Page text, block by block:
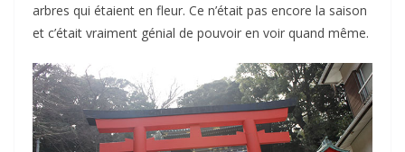
arbres qui étaient en fleur. Ce n’était pas encore la saison
et c’était vraiment génial de pouvoir en voir quand même.